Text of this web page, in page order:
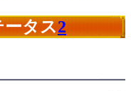
ータス2